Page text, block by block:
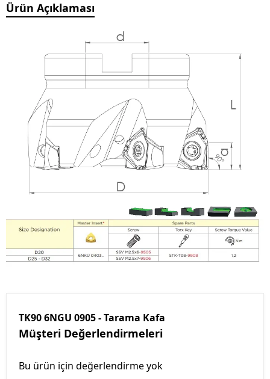
Ürün Açıklaması
TK90 6NGU 0905 - Tarama Kafa
Müşteri Değerlendirmeleri
Bu ürün için değerlendirme yok